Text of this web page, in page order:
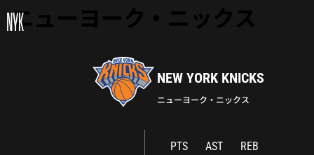
ニューヨーク・ニックス
NYK
NEW YORK KNICKS
ニューヨーク・ニックス
PTS
AST
REB